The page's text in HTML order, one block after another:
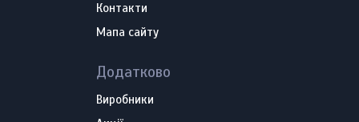
Контакти
Мапа сайту
Додатково
Виробники